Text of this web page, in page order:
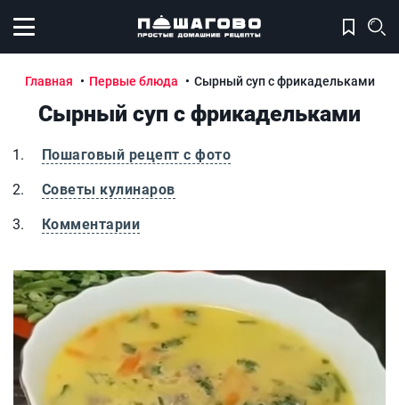
Открыть меню
Главная Первые блюда Сырный суп с фрикадельками
Сырный суп с фрикадельками
Пошаговый рецепт с фото
Советы кулинаров
Комментарии
Сырный суп с фрикадельками